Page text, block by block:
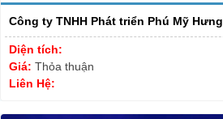
Công ty TNHH Phát triển Phú Mỹ Hưng
Diện tích:
Giá: Thỏa thuận
Liên Hệ: